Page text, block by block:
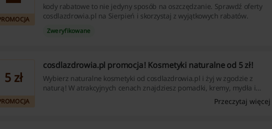
kody rabatowe to nie jedyny sposób na oszczędzanie. Sprawdź oferty
cosdlazdrowia.pl na Sierpień i skorzystaj z wyjątkowych rabatów.
Zweryfikowane
5 zł
cosdlazdrowia.pl promocja! Kosmetyki naturalne od 5 zł!
Wybierz naturalne kosmetyki od cosdlazdrowia.pl i żyj w zgodzie z
naturą! W atrakcyjnych cenach znajdziesz pomadki, kremy, mydła i
Przeczytaj więcej